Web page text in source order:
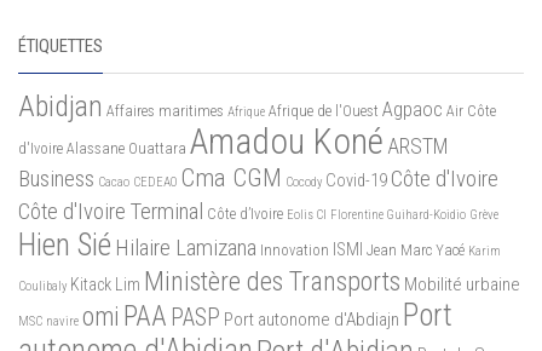
ÉTIQUETTES
Abidjan Affaires maritimes Afrique Afrique de l'Ouest Agpaoc Air Côte
d'Ivoire Alassane Ouattara Amadou Koné ARSTM
Business Cacao CEDEAO Cma CGM Cocody Covid-19 Côte d'Ivoire
Côte d'Ivoire Terminal Côte d’Ivoire Eolis CI Florentine Guihard-Koidio Grève
Hien Sié Hilaire Lamizana Innovation ISMI Jean Marc Yacé Karim
Coulibaly Kitack Lim Ministère des Transports Mobilité urbaine
MSC navire omi PAA PASP Port autonome d'Abdiajn Port